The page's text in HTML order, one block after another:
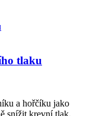
tlaku
a hořčíku jako